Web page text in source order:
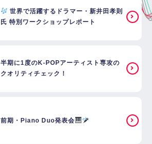
世界で活躍するドラマー・新井田孝則
氏 特別ワークショップレポート
半期に1度のK-POPアーティスト専攻の
クオリティチェック！
前期・Piano Duo発表会